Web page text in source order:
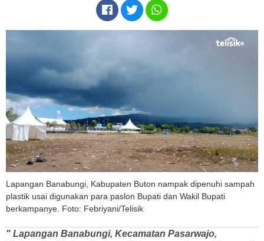
Lapangan Banabungi, Kabupaten Buton nampak dipenuhi sampah
plastik usai digunakan para paslon Bupati dan Wakil Bupati
berkampanye. Foto: Febriyani/Telisik
" Lapangan Banabungi, Kecamatan Pasarwajo,